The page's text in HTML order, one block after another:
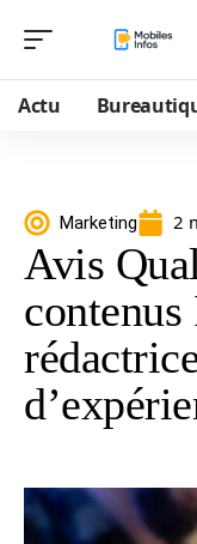
Actu
Marketing 2
Avis